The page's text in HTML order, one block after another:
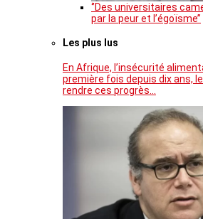
‘’Des universitaires
par la peur et l’égoïsme’’
Les plus lus
En Afrique, l’insécurité
première fois depuis dix ans,
rendre ces progrès…